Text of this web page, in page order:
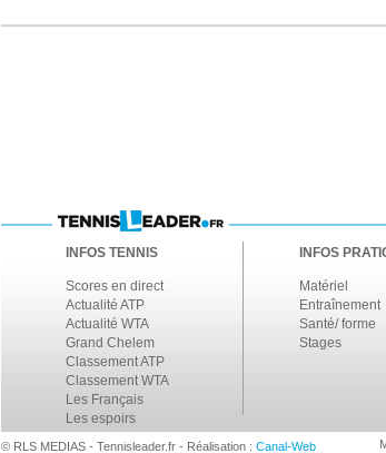
INFOS TENNIS
Scores en direct
Actualité ATP
Actualité WTA
Grand Chelem
Classement ATP
Classement WTA
Les Français
Les espoirs
INFOS
Matériel
Entraînement
Santé/ forme
Stages
© RLS MEDIAS - Tennisleader.fr - Réalisation : Canal-Web